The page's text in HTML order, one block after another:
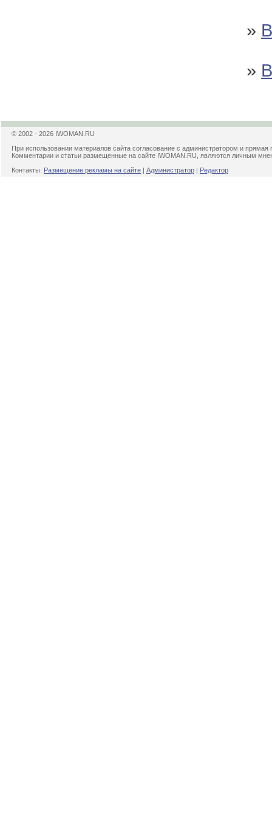
»
»
© 2002 - 2026 IWOMAN.RU
При использовании материалов сайта согласование с администратором и прямая
Комментарии и статьи размещенные на сайте IWOMAN.RU, являются личным
Контакты: Размещение рекламы на сайте | Администратор | Редактор